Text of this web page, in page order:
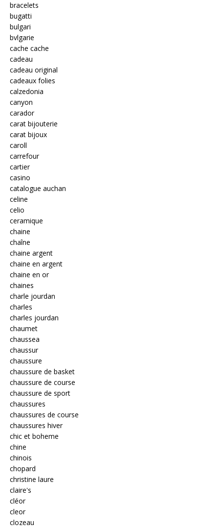
bracelets
bugatti
bulgari
bvlgarie
cache cache
cadeau
cadeau original
cadeaux folies
calzedonia
canyon
carador
carat bijouterie
carat bijoux
caroll
carrefour
cartier
casino
catalogue auchan
celine
celio
ceramique
chaine
chaîne
chaine argent
chaine en argent
chaine en or
chaines
charle jourdan
charles
charles jourdan
chaumet
chaussea
chaussur
chaussure
chaussure de basket
chaussure de course
chaussure de sport
chaussures
chaussures de course
chaussures hiver
chic et boheme
chine
chinois
chopard
christine laure
claire's
cléor
cleor
clozeau